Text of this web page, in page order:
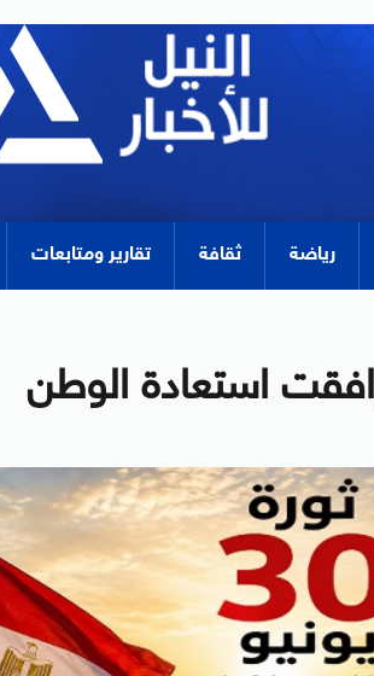
رياضة ثقافة تقارير ومتابعات